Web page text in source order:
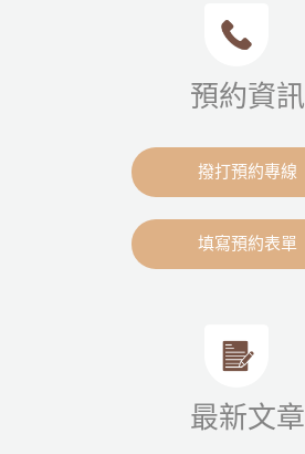
預約資訊
撥打預約專線
填寫預約表單
最新文章